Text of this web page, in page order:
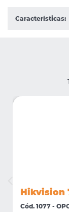
Características:
Hikvision
Cód. 1077 -